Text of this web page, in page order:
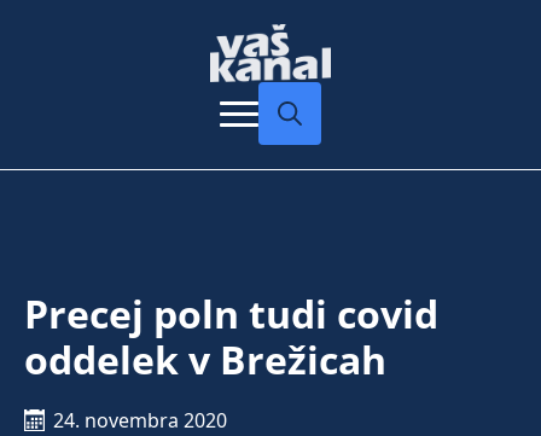
Precej poln tudi covid
oddelek v Brežicah
24. novembra 2020